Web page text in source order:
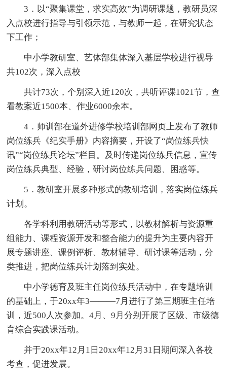
3．以“聚集课堂，求实高效”为调研课题，教研员深
入点校进行指导与引领示范，与教师一起，在研究状态
下工作；
中小学教研室、艺体部集体深入基层学校进行视导
共102次，深入点校
共计73次，个别深入近120次，共听评课1021节，查
看教案近1500本、作业6000余本。
4．师训部在道外进修学校培训部网页上发布了教师
岗位练兵《纪实手册》内容摘要，开设了“岗位练兵快
讯”“岗位练兵论坛”栏目。及时传递岗位练兵信息，宣传
岗位练兵典型、经验，研讨岗位练兵问题、困惑等。
5．教研室开展多种形式的教研培训，落实岗位练兵
计划。
各学科利用教研活动等形式，以教材解析与资源重
组能力、课程资源开发和整合能力的提升为主要内容开
展专题讲座、课例评析、教材辅导、研讨课等活动，分
类推进，把岗位练兵计划落到实处。
中小学德育及班主任岗位练兵活动中，在专题培训
的基础上，于20xx年3———7月进行了第三期班主任培
训，近500人次参加。4月、9月分别开展了区级、市级德
育综合实践课活动。
并于20xx年12月1日20xx年12月31日期间深入各校
考查，促进发展。